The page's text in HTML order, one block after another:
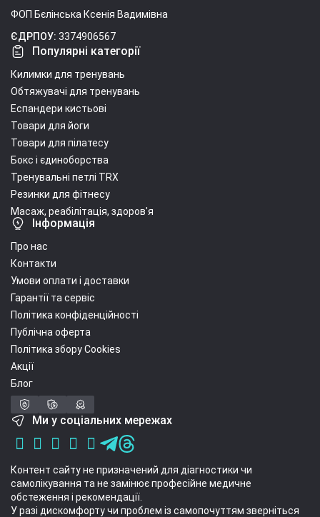
ФОП Бєлінська Ксенія Вадимівна
ЄДРПОУ: 3374906567
Популярні категорії
Килимки для тренувань
Обтяжувачі для тренувань
Еспандери кистьові
Товари для йоги
Товари для пілатесу
Бокс і єдиноборства
Тренувальні петлі TRX
Резинки для фітнесу
Масаж, реабілітація, здоров'я
Інформація
Про нас
Контакти
Умови оплати і доставки
Гарантії та сервіс
Політика конфіденційності
Публічна оферта
Політика збору Cookies
Акції
Блог
Ми у соціальних мережах
Контент сайту не призначений для діагностики чи
самолікування та не замінює професійне медичне
обстеження і рекомендації.
У разі дискомфорту чи проблем із самопочуттям зверніться